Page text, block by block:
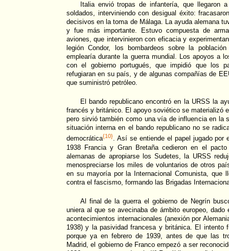
Italia envió tropas de infantería, que llegaron
soldados, interviniendo con desigual éxito:
decisivos en la toma de Málaga. La ayuda alemana
y fue más importante. Estuvo compuesta de
aviones, que intervinieron con eficacia y
legión Condor, los bombardeos sobre la
emplearía durante la guerra mundial. Los apoyos a
con el gobierno portugués, que impidió que los
refugiaran en su país, y de algunas compañías de
que suministró petróleo.
El bando republicano encontró en la URSS la
francés y británico. El apoyo soviético se materializó
pero sirvió también como una vía de influencia en la
situación interna en el bando republicano no se
democrática{10}. Así se entiende el papel jugado por
1938 Francia y Gran Bretaña cedieron en el
alemanas de apropiarse los Sudetes, la URSS
menospreciarse los miles de voluntarios de otros
en su mayoría por la Internacional Comunista, que
contra el fascismo, formando las Brigadas
Al final de la guerra el gobierno de Negrín
uniera al que se avecinaba de ámbito europeo,
acontecimientos internacionales (anexión por
1938) y la pasividad francesa y británica. El intento
porque ya en febrero de 1939, antes de que las
Madrid, el gobierno de Franco empezó a ser